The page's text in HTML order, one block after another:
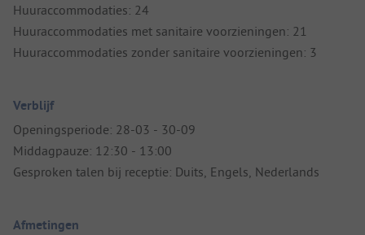
Huuraccommodaties: 24
Huuraccommodaties met sanitaire voorzieningen: 21
Huuraccommodaties zonder sanitaire voorzieningen: 3
Verblijf
Openingsperiode: 28-03 - 30-09
Middagpauze: 12:30 - 13:00
Gesproken talen bij receptie: Duits, Engels, Nederlands
Afmetingen